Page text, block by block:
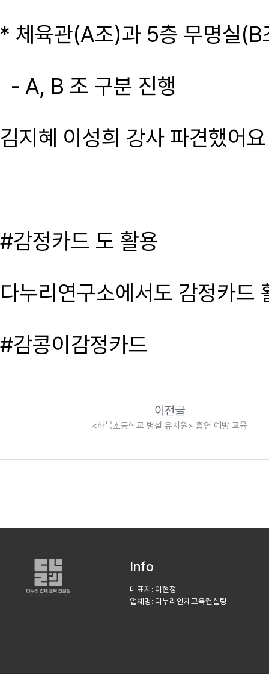
* 체육관(A조)과 5층 무명실(B
- A, B 조 구분 진행
김지혜 이성희 강사 파견했어요
#감정카드 도 활용
다누리연구소에서도 감정카드
#감콩이감정카드
이전글
<하북초등학교 병설 유치원> 흡연 예방 교육
Info
대표자: 이현정
업체명: 다누리인재교육컨설팅